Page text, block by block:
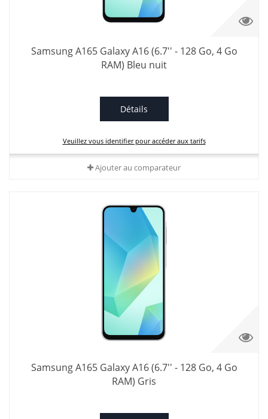
Samsung A165 Galaxy A16 (6.7'' - 128 Go, 4 Go
RAM) Bleu nuit
Détails
Veuillez vous identifier pour accéder aux tarifs
Ajouter au comparateur
Samsung A165 Galaxy A16 (6.7'' - 128 Go, 4 Go
RAM) Gris